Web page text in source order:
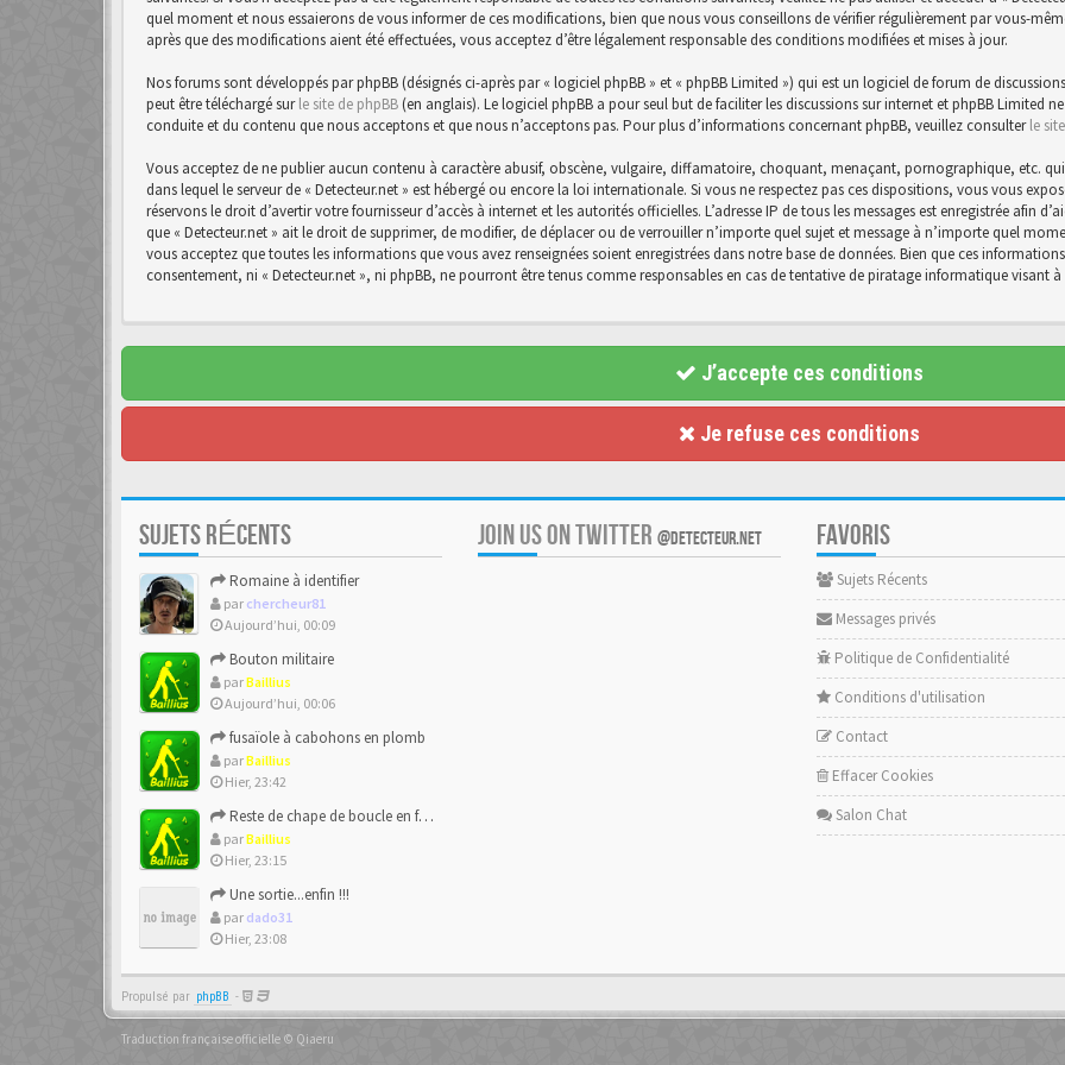
quel moment et nous essaierons de vous informer de ces modifications, bien que nous vous conseillons de vérifier régulièrement par vous-
après que des modifications aient été effectuées, vous acceptez d’être légalement responsable des conditions modifiées et mises à jour.
Nos forums sont développés par phpBB (désignés ci-après par « logiciel phpBB » et « phpBB Limited ») qui est un logiciel de forum de
peut être téléchargé surle site de phpBB (en anglais). Le logiciel phpBB a pour seul but de faciliter les discussions sur internet et phpBB Limited
conduite et du contenu que nous acceptons et que nous n’acceptons pas. Pour plus d’informations concernant phpBB, veuillez consulterle
Vous acceptez de ne publier aucun contenu à caractère abusif, obscène, vulgaire, diffamatoire, choquant, menaçant, pornographique, etc.
dans lequel le serveur de « Detecteur.net » est hébergé ou encore la loi internationale. Si vous ne respectez pas ces dispositions, vous vous
réservons le droit d’avertir votre fournisseur d’accès à internet et les autorités officielles. L’adresse IP de tous les messages est enregistrée afin
que « Detecteur.net » ait le droit de supprimer, de modifier, de déplacer ou de verrouiller n’importe quel sujet et message à n’importe quel
vous acceptez que toutes les informations que vous avez renseignées soient enregistrées dans notre base de données. Bien que ces
consentement, ni « Detecteur.net », ni phpBB, ne pourront être tenus comme responsables en cas de tentative de piratage informatique visant
J’accepte ces conditions
Je refuse ces conditions
SUJETS RÉCENTS
Romaine à identifier
par chercheur81
Aujourd’hui, 00:09
Bouton militaire
parBaillius
Aujourd’hui, 00:06
fusaïole à cabohons en plomb
parBaillius
Hier, 23:42
Reste de chape de boucle en forme de ??
parBaillius
Hier, 23:15
Une sortie...enfin !!!
par dado31
Hier, 23:08
JOIN US ON TWITTER @DETECTEUR.NET FAVORIS
Sujets Récents
Messages privés
Politique de Confidentialité
Conditions d'utilisation
Contact
Effacer Cookies
Salon Chat
Propulsé par phpBB -
Traduction française officielle © Qiaeru